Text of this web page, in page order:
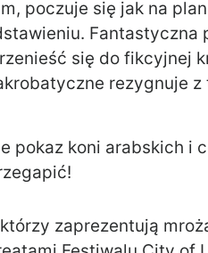
poczuje się jak na
Fantastyczna
się do fikcyjnej
rezygnuje z
pokaz koni arabskich i
zaprezentują